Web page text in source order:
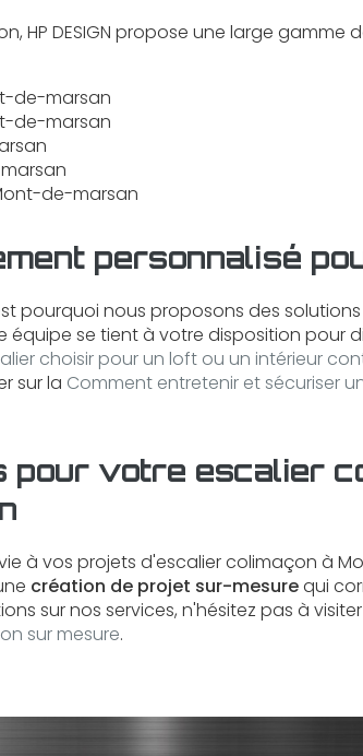
HP DESIGN propose une large gamme
de-marsan
de-marsan
de-marsan
personnalisé
pourquoi nous proposons des
équipe se tient à votre disposition pour
choisir pour un loft ou un intérieur
sur la Comment entretenir et sécuriser
pour votre escalier
à vos projets d'escalier colimaçon à
création de projet sur-mesurequi
sur nos services, n'hésitez pas à
sur mesure.